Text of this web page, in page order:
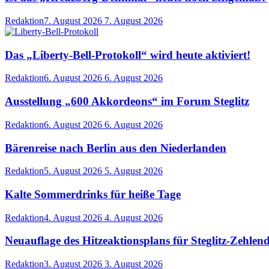
Redaktion7. August 2026 7. August 2026
Das „Liberty-Bell-Protokoll“ wird heute aktiviert!
Redaktion6. August 2026 6. August 2026
Ausstellung „600 Akkordeons“ im Forum Steglitz
Redaktion6. August 2026 6. August 2026
Bärenreise nach Berlin aus den Niederlanden
Redaktion5. August 2026 5. August 2026
Kalte Sommerdrinks für heiße Tage
Redaktion4. August 2026 4. August 2026
Neuauflage des Hitzeaktionsplans für Steglitz-
Redaktion3. August 2026 3. August 2026